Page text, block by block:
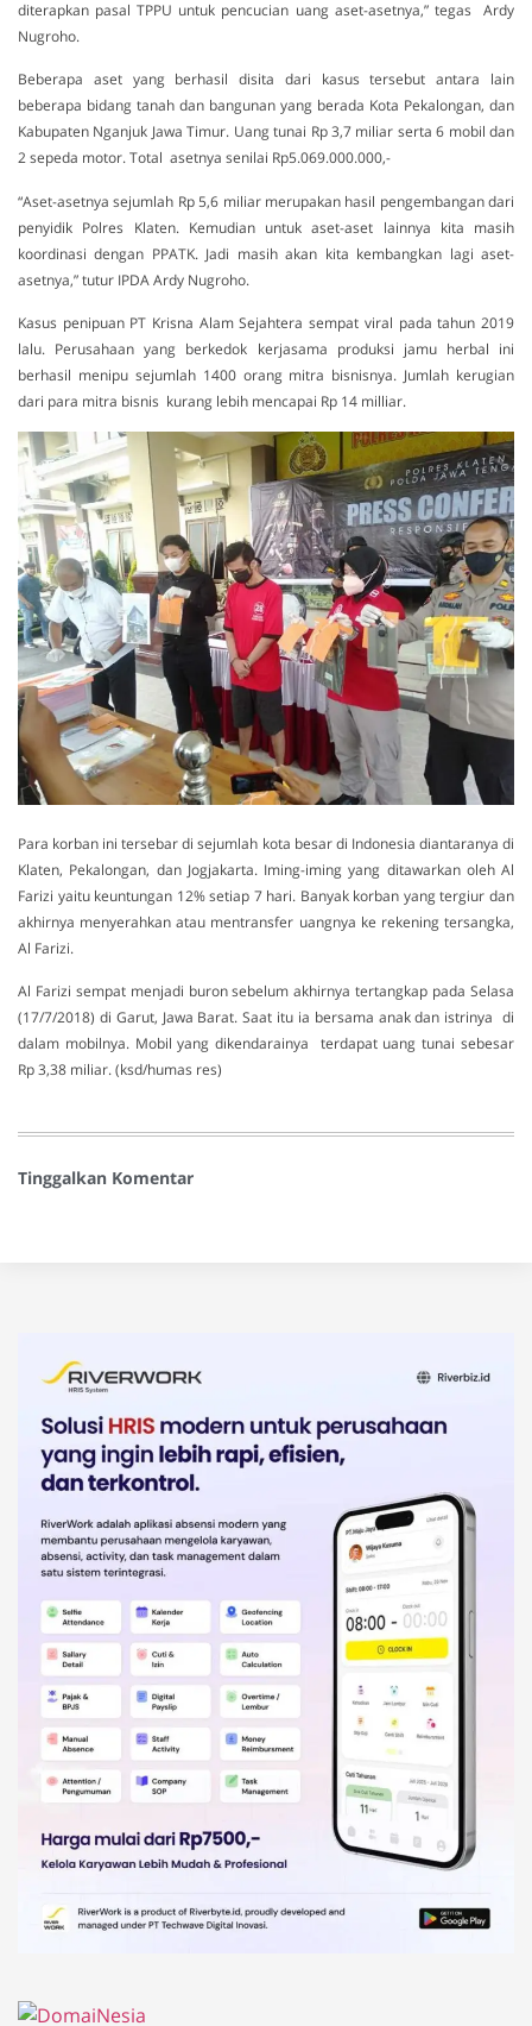
diterapkan pasal TPPU untuk pencucian uang aset-asetnya,” tegas Ardy
Nugroho.
Beberapa aset yang berhasil disita dari kasus tersebut antara lain
beberapa bidang tanah dan bangunan yang berada Kota Pekalongan, dan
Kabupaten Nganjuk Jawa Timur. Uang tunai Rp 3,7 miliar serta 6 mobil dan
2 sepeda motor. Total asetnya senilai Rp5.069.000.000,-
“Aset-asetnya sejumlah Rp 5,6 miliar merupakan hasil pengembangan dari
penyidik Polres Klaten. Kemudian untuk aset-aset lainnya kita masih
koordinasi dengan PPATK. Jadi masih akan kita kembangkan lagi aset-
asetnya,” tutur IPDA Ardy Nugroho.
Kasus penipuan PT Krisna Alam Sejahtera sempat viral pada tahun 2019
lalu. Perusahaan yang berkedok kerjasama produksi jamu herbal ini
berhasil menipu sejumlah 1400 orang mitra bisnisnya. Jumlah kerugian
dari para mitra bisnis kurang lebih mencapai Rp 14 milliar.
Para korban ini tersebar di sejumlah kota besar di Indonesia diantaranya di
Klaten, Pekalongan, dan Jogjakarta. Iming-iming yang ditawarkan oleh Al
Farizi yaitu keuntungan 12% setiap 7 hari. Banyak korban yang tergiur dan
akhirnya menyerahkan atau mentransfer uangnya ke rekening tersangka,
Al Farizi.
Al Farizi sempat menjadi buron sebelum akhirnya tertangkap pada Selasa
(17/7/2018) di Garut, Jawa Barat. Saat itu ia bersama anak dan istrinya di
dalam mobilnya. Mobil yang dikendarainya terdapat uang tunai sebesar
Rp 3,38 miliar. (ksd/humas res)
Tinggalkan Komentar